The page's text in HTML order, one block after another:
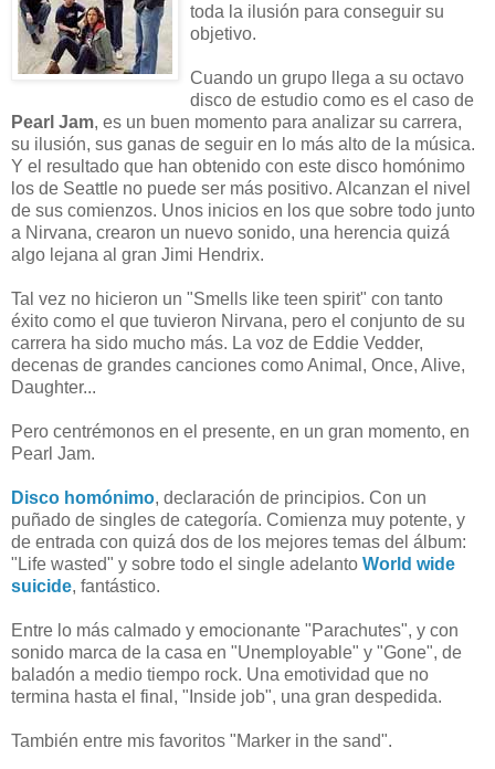
toda la ilusión para conseguir su
objetivo.
Cuando un grupo llega a su octavo
disco de estudio como es el caso de
Pearl Jam, es un buen momento para analizar su carrera,
su ilusión, sus ganas de seguir en lo más alto de la música.
Y el resultado que han obtenido con este disco homónimo
los de Seattle no puede ser más positivo. Alcanzan el nivel
de sus comienzos. Unos inicios en los que sobre todo junto
a Nirvana, crearon un nuevo sonido, una herencia quizá
algo lejana al gran Jimi Hendrix.
Tal vez no hicieron un "Smells like teen spirit" con tanto
éxito como el que tuvieron Nirvana, pero el conjunto de su
carrera ha sido mucho más. La voz de Eddie Vedder,
decenas de grandes canciones como Animal, Once, Alive,
Daughter...
Pero centrémonos en el presente, en un gran momento, en
Pearl Jam.
Disco homónimo, declaración de principios. Con un
puñado de singles de categoría. Comienza muy potente, y
de entrada con quizá dos de los mejores temas del álbum:
"Life wasted" y sobre todo el single adelanto World wide
suicide, fantástico.
Entre lo más calmado y emocionante "Parachutes", y con
sonido marca de la casa en "Unemployable" y "Gone", de
baladón a medio tiempo rock. Una emotividad que no
termina hasta el final, "Inside job", una gran despedida.
También entre mis favoritos "Marker in the sand".